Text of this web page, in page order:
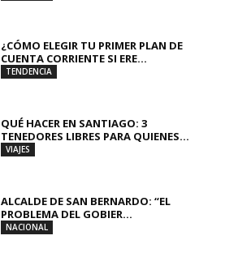
¿CÓMO ELEGIR TU PRIMER PLAN DE
CUENTA CORRIENTE SI ERE...
TENDENCIA
QUÉ HACER EN SANTIAGO: 3
TENEDORES LIBRES PARA QUIENES...
VIAJES
ALCALDE DE SAN BERNARDO: “EL
PROBLEMA DEL GOBIER...
NACIONAL